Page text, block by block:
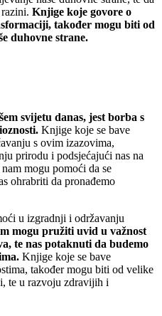
Knjige koje govore o
također mogu biti od
duhovne strane.
svijetu danas, jest borba s
Knjige koje se bave
s ovim izazovima,
prirodu i podsjećajući nas na
mogu pomoći da se
ohrabriti da pronađemo
u izgradnji i održavanju
mogu pružiti uvid u važnost
te nas potaknuti da budemo
Knjige koje se bave
također mogu biti od velike
te u razvoju zdravijih i